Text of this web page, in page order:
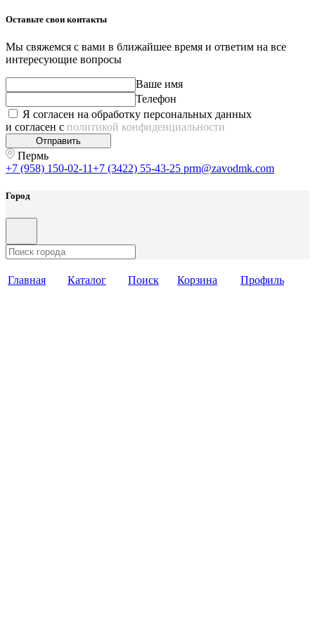
Оставьте свои контакты
Мы свяжемся с вами в ближайшее время и ответим на все
интересующие вопросы
Ваше имя
Телефон
Я согласен на обработку персональных данных
и согласен с политикой конфиденциальности
Отправить
Пермь
+7 (958) 150-02-11+7 (3422) 55-43-25 prm@zavodmk.com
Город
Главная Каталог Поиск Корзина Профиль